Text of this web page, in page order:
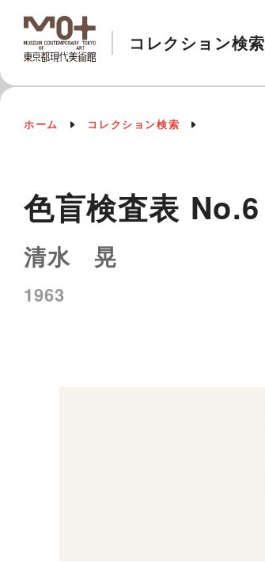
コレクション検索
ホーム コレクション検索
色盲検査表 No.6
清水 晃
1963